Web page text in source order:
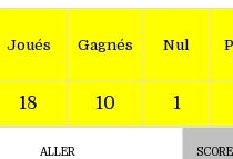
Joués Gagnés Nul
18 10 1
ALLER